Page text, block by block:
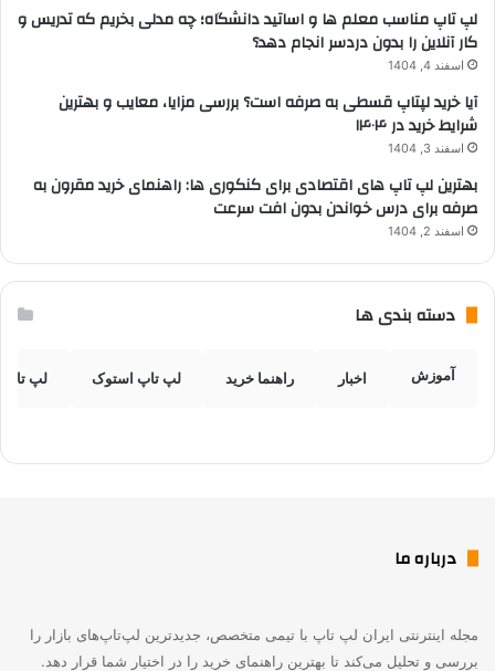
لپ تاپ مناسب معلم ها و اساتید دانشگاه؛ چه مدلی بخریم که تدریس و
کار آنلاین را بدون دردسر انجام دهد؟
اسفند 4, 1404
آیا خرید لپتاپ قسطی به صرفه است؟ بررسی مزایا، معایب و بهترین
شرایط خرید در ۱۴۰۴
اسفند 3, 1404
بهترین لپ تاپ های اقتصادی برای کنکوری ها: راهنمای خرید مقرون به
صرفه برای درس خواندن بدون افت سرعت
اسفند 2, 1404
دسته بندی ها
آموزش اخبار راهنما خرید لپ تاپ استوک لپ تاپ
درباره ما
مجله اینترنتی ایران لپ تاپ با تیمی متخصص، جدیدترین لپ‌تاپ‌های بازار را
بررسی و تحلیل می‌کند تا بهترین راهنمای خرید را در اختیار شما قرار دهد.